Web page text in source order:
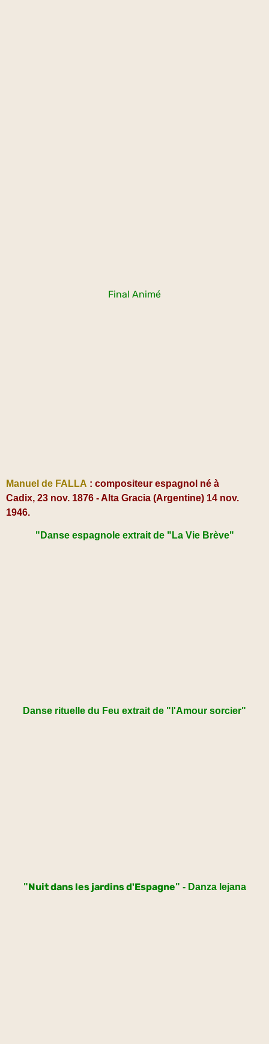
Final Animé
Manuel de FALLA : compositeur espagnol né à
Cadix, 23 nov. 1876 - Alta Gracia (Argentine) 14 nov.
1946.
"Danse espagnole extrait de "La Vie Brève"
Danse rituelle du Feu extrait de "l'Amour sorcier"
"Nuit dans les jardins d'Espagne" - Danza lejana